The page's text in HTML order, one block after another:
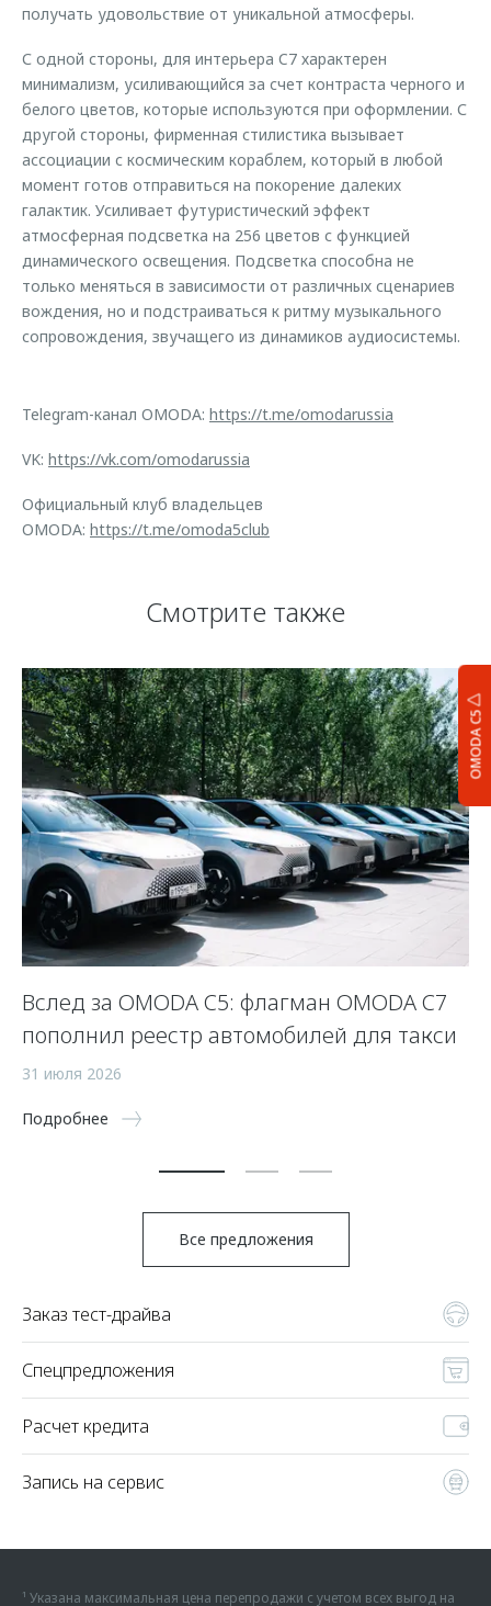
OMODA C5
получать удовольствие от уникальной атмосферы.
С одной стороны, для интерьера C7 характерен
минимализм, усиливающийся за счет контраста черного и
белого цветов, которые используются при оформлении. С
другой стороны, фирменная стилистика вызывает
ассоциации с космическим кораблем, который в любой
момент готов отправиться на покорение далеких
галактик. Усиливает футуристический эффект
атмосферная подсветка на 256 цветов с функцией
динамического освещения. Подсветка способна не
только меняться в зависимости от различных сценариев
вождения, но и подстраиваться к ритму музыкального
сопровождения, звучащего из динамиков аудиосистемы.
Telegram-канал OMODA: https://t.me/omodarussia
VK: https://vk.com/omodarussia
Официальный клуб владельцев
OMODA: https://t.me/omoda5club
Смотрите также
Вслед за OMODA C5: флагман OMODA C7
пополнил реестр автомобилей для такси
31 июля 2026
Подробнее
Все предложения
Заказ тест-драйва
Спецпредложения
Расчет кредита
Запись на сервис
¹ Указана максимальная цена перепродажи с учетом всех выгод на